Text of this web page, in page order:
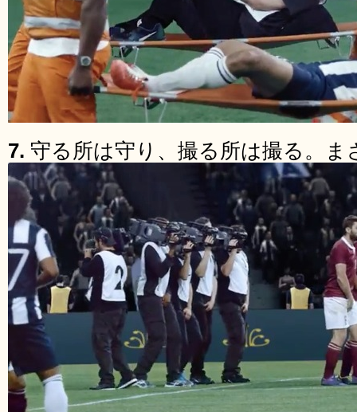
7. 守る所は守り、撮る所は撮る。ま